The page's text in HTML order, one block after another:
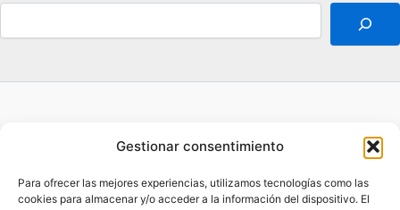
Gestionar consentimiento
Para ofrecer las mejores experiencias, utilizamos tecnologías como las
cookies para almacenar y/o acceder a la información del dispositivo. El
Aviso legal
Contacto
Política de privacidad